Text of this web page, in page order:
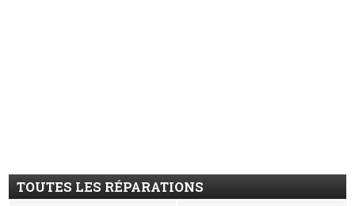
TOUTES LES RÉPARATIONS